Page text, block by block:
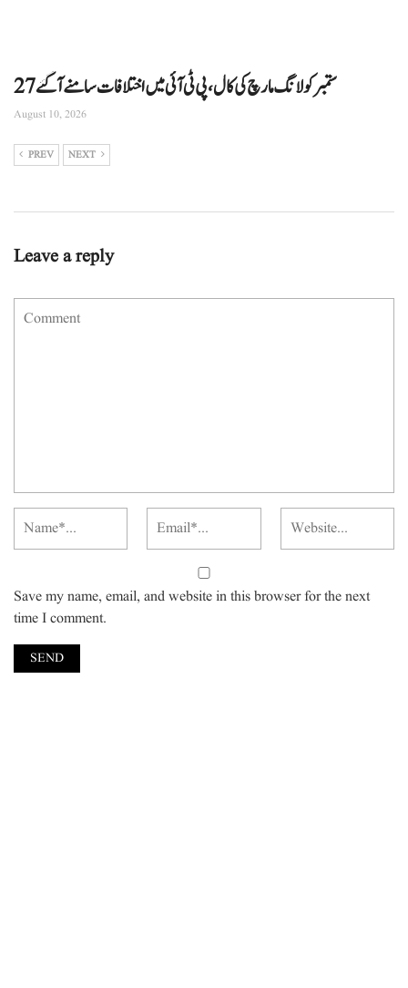
27ستمبر کو لانگ مارچ کی کال، پی ٹی آئی میں اختلافات سامنے آگئے
August 10, 2026
PREV NEXT
Leave a reply
Save my name, email, and website in this browser for the next
time I comment.